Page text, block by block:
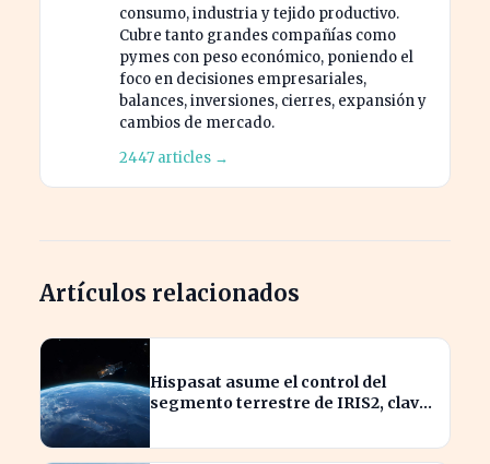
consumo, industria y tejido productivo.
Cubre tanto grandes compañías como
pymes con peso económico, poniendo el
foco en decisiones empresariales,
balances, inversiones, cierres, expansión y
cambios de mercado.
2447 articles →
Artículos relacionados
Hispasat asume el control del
segmento terrestre de IRIS2, clave